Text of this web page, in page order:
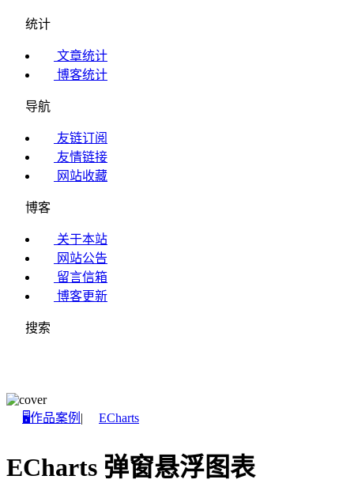
统计
文章统计
博客统计
导航
友链订阅
友情链接
网站收藏
博客
关于本站
网站公告
留言信箱
博客更新
搜索
🖥️作品案例 | ECharts
ECharts 弹窗悬浮图表